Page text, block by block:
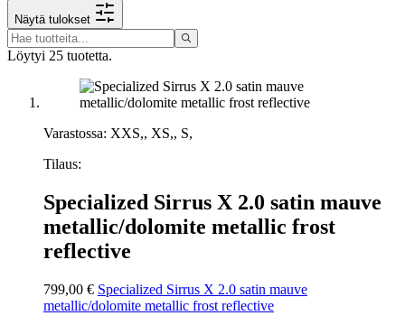
Näytä tulokset
Löytyi 25 tuotetta.
Varastossa: XXS,, XS,, S,
Tilaus:
Specialized Sirrus X 2.0 satin mauve
metallic/dolomite metallic frost
reflective
799,00 € Specialized Sirrus X 2.0 satin mauve
metallic/dolomite metallic frost reflective